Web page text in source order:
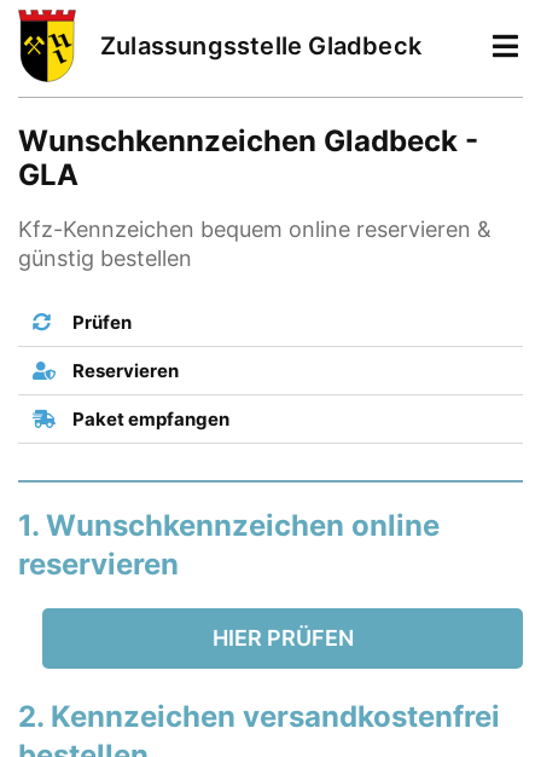
Zulassungsstelle Gladbeck
Wunschkennzeichen Gladbeck -
GLA
Kfz-Kennzeichen bequem online reservieren &
günstig bestellen
Prüfen
Reservieren
Paket empfangen
1. Wunschkennzeichen online
reservieren
HIER PRÜFEN
2. Kennzeichen versandkostenfrei